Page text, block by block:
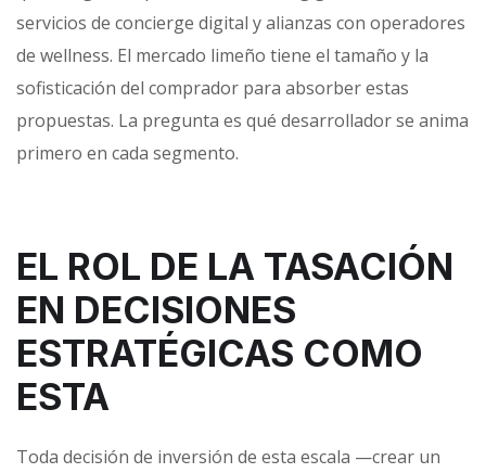
servicios de concierge digital y alianzas con operadores
de wellness. El mercado limeño tiene el tamaño y la
sofisticación del comprador para absorber estas
propuestas. La pregunta es qué desarrollador se anima
primero en cada segmento.
EL ROL DE LA TASACIÓN
EN DECISIONES
ESTRATÉGICAS COMO
ESTA
Toda decisión de inversión de esta escala —crear un